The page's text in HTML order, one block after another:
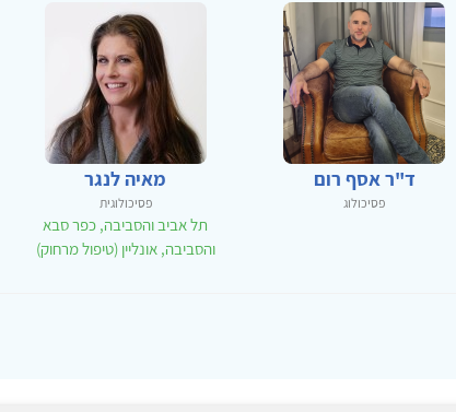
ד"ר אסף רום
פסיכולוג
מאיה לנגר
פסיכולוגית
תל אביב והסביבה, כפר סבא
והסביבה, אונליין (טיפול מרחוק)